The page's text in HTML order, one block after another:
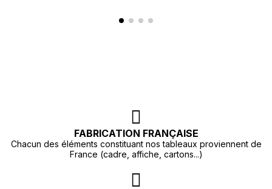
FABRICATION FRANÇAISE
Chacun des éléments constituant nos tableaux proviennent de
France (cadre, affiche, cartons...)